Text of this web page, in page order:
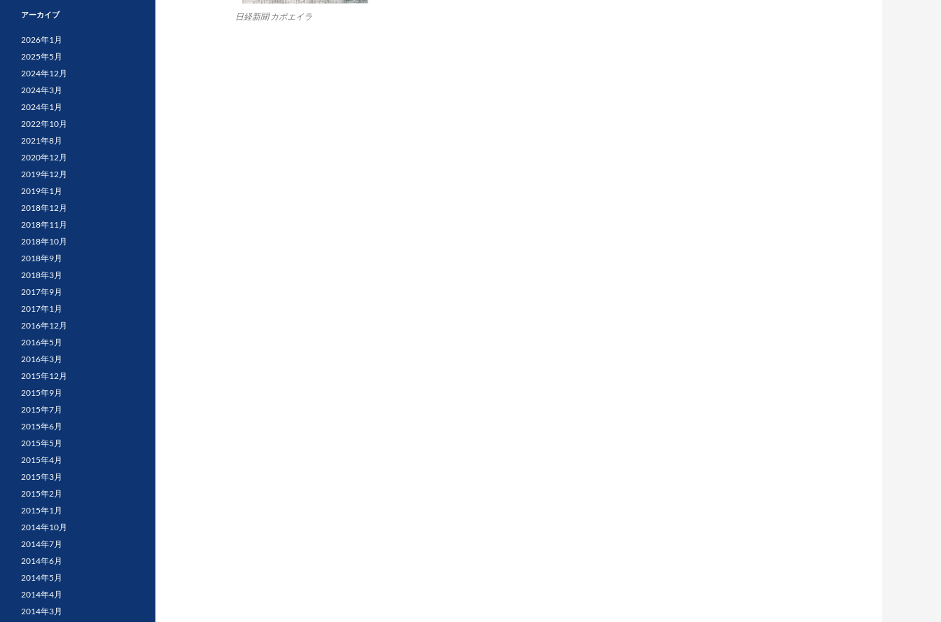
日経新聞 カポエイラ
アーカイブ
2026年1月
2025年5月
2024年12月
2024年3月
2024年1月
2022年10月
2021年8月
2020年12月
2019年12月
2019年1月
2018年12月
2018年11月
2018年10月
2018年9月
2018年3月
2017年9月
2017年1月
2016年12月
2016年5月
2016年3月
2015年12月
2015年9月
2015年7月
2015年6月
2015年5月
2015年4月
2015年3月
2015年2月
2015年1月
2014年10月
2014年7月
2014年6月
2014年5月
2014年4月
2014年3月